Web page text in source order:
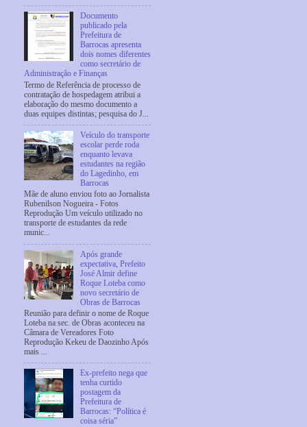
Documento
publicado pela
Prefeitura de
Barrocas apresenta
dois nomes diferentes
como secretário de
Administração e Finanças
Termo de Referência de processo de
contratação de hospedagem atribui a
elaboração do mesmo documento a
duas equipes distintas; pesquisa do J...
Veículo do transporte
escolar perde roda
enquanto levava
estudantes na região
do Lagedinho, em
Barrocas
Mãe de aluno enviou foto ao Jornalista
Rubenilson Nogueira - Fotos
Reprodução Um veículo utilizado no
transporte de estudantes da rede
munic...
Após grande
expectativa, Prefeito
José Almir define
Roque Loteba como
novo secretário de
Obras de Barrocas
Reunião para definir o nome de Roque
Loteba na sec. de Obras aconteceu na
Câmara de Vereadores Foto
Reprodução Kekeu de Daozinho Após
mais ...
Ex-prefeito nega que
tenha curtido
postagem da
Prefeitura de
Barrocas: “Política é
coisa séria”